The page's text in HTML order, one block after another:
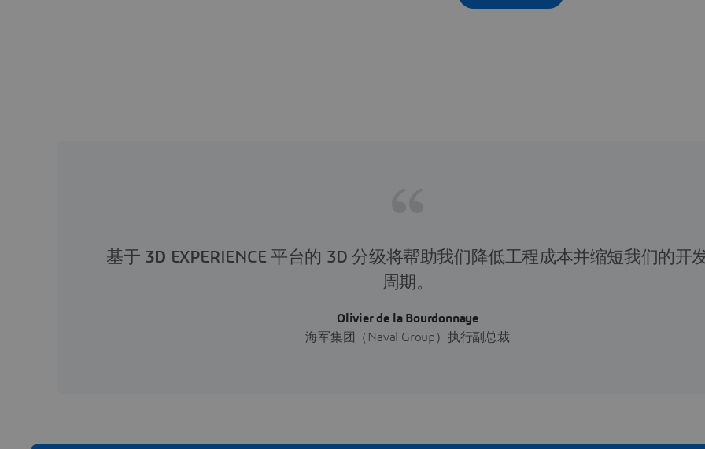
基于 3D EXPERIENCE 平台的 3D 分级将帮助我们降低工程成本并缩短我们的开
周期。
Olivier de la Bourdonnaye
海军集团（Naval Group）执行副总裁